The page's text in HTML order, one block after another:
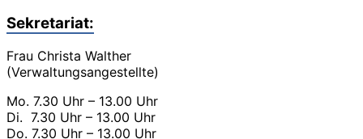
Sekretariat:
Frau Christa Walther
(Verwaltungsangestellte)
Mo. 7.30 Uhr – 13.00 Uhr
Di. 7.30 Uhr – 13.00 Uhr
Do. 7.30 Uhr – 13.00 Uhr